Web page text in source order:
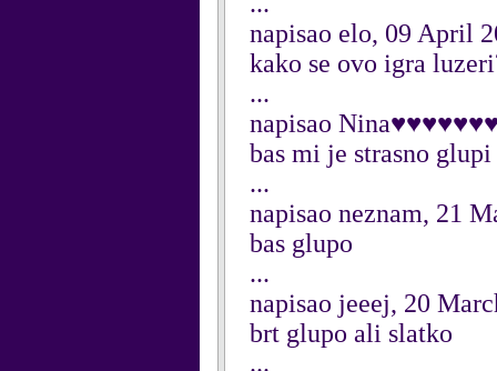
napisao elo, 09 April
kako se ovo igra
...
napisao
bas mi je strasno
...
napisao neznam, 21
bas glupo
...
napisao jeeej, 20
brt glupo ali slatko
...